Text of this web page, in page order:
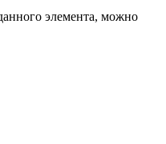
элемента, можно